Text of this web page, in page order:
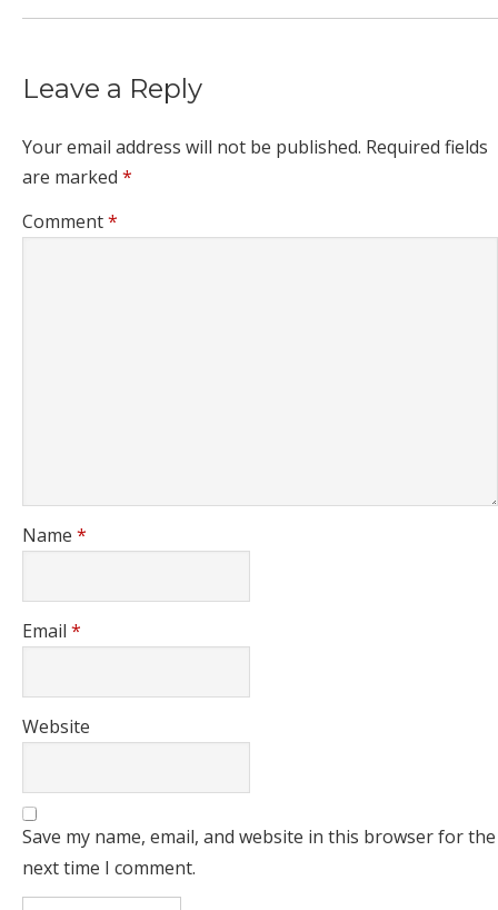
Leave a Reply
Your email address will not be published. Required fields
are marked *
Comment*
Name *
Email *
Website
Save my name, email, and website in this browser for the
next time I comment.